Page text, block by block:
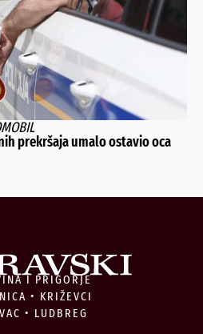
prekršaja umalo ostavio oca
I PRIGORJE
• KRIŽEVCI
• LUDBREG